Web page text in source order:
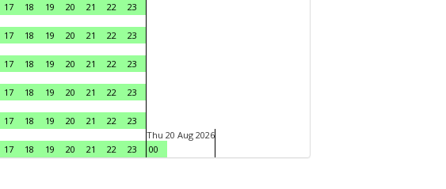
17 18 19 20 21 22
23
17 18 19 20 21 22
23
17 18 19 20 21 22
23
17 18 19 20 21 22
23
17 18 19 20 21 22
23
17 18 19 20 21 22 23
Thu 20 Aug 2026
00